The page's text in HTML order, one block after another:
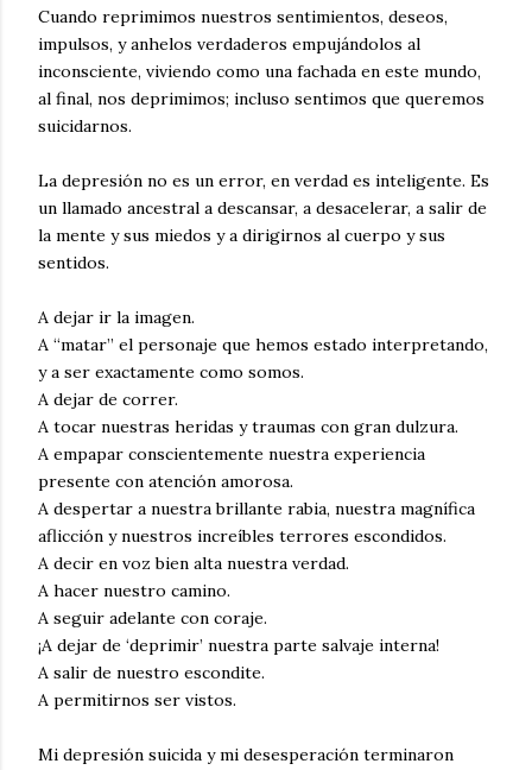
Cuando reprimimos nuestros sentimientos, deseos,
impulsos, y anhelos verdaderos empujándolos al
inconsciente, viviendo como una fachada en este mundo,
al final, nos deprimimos; incluso sentimos que queremos
suicidarnos.
La depresión no es un error, en verdad es inteligente. Es
un llamado ancestral a descansar, a desacelerar, a salir de
la mente y sus miedos y a dirigirnos al cuerpo y sus
sentidos.
A dejar ir la imagen.
A “matar” el personaje que hemos estado interpretando,
y a ser exactamente como somos.
A dejar de correr.
A tocar nuestras heridas y traumas con gran dulzura.
A empapar conscientemente nuestra experiencia
presente con atención amorosa.
A despertar a nuestra brillante rabia, nuestra magnífica
aflicción y nuestros increíbles terrores escondidos.
A decir en voz bien alta nuestra verdad.
A hacer nuestro camino.
A seguir adelante con coraje.
¡A dejar de ‘deprimir’ nuestra parte salvaje interna!
A salir de nuestro escondite.
A permitirnos ser vistos.
Mi depresión suicida y mi desesperación terminaron